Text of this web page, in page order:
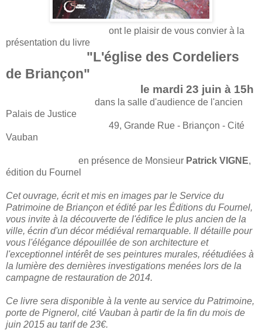
ont le plaisir de vous convier à la
présentation du livre
"L'église des Cordeliers
de Briançon"
le mardi 23 juin à 15h
dans la salle d'audience de l'ancien
Palais de Justice
49, Grande Rue - Briançon - Cité
Vauban
en présence de Monsieur Patrick VIGNE,
édition du Fournel
Cet ouvrage, écrit et mis en images par le Service du
Patrimoine de Briançon et édité par les Éditions du Fournel,
vous invite à la découverte de l'édifice le plus ancien de la
ville, écrin d'un décor médiéval remarquable. Il détaille pour
vous l'élégance dépouillée de son architecture et
l'exceptionnel intérêt de ses peintures murales, réétudiées à
la lumière des dernières investigations menées lors de la
campagne de restauration de 2014.
Ce livre sera disponible à la vente au service du Patrimoine,
porte de Pignerol, cité Vauban à partir de la fin du mois de
juin 2015 au tarif de 23€.